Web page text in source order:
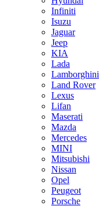
Infiniti
Isuzu
Jaguar
Jeep
KIA
Lada
Lamborghini
Land Rover
Lexus
Lifan
Maserati
Mazda
Mercedes
MINI
Mitsubishi
Nissan
Opel
Peugeot
Porsche